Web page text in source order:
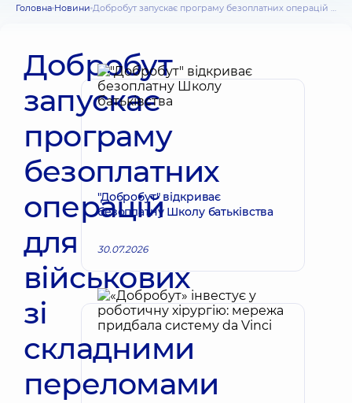
Головна Новини Добробут запускає програму безоплатних операцій для військових зі складними переломами
Добробут
запускає
програму
безоплатних
операцій
для
військових
зі
складними
переломами
"Добробут" відкриває
безоплатну Школу батьківства
30.07.2026